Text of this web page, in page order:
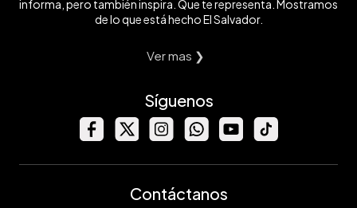
informa, pero también inspira. Que te representa. Mostramos
de lo que está hecho El Salvador.
Ver mas ❯
Síguenos
Contáctanos